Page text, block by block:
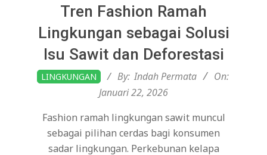
Tren Fashion Ramah
Lingkungan sebagai Solusi
Isu Sawit dan Deforestasi
2026-
01-
LINGKUNGAN By: Indah Permata
On:
Januari 22, 2026
Fashion ramah lingkungan sawit muncul
sebagai pilihan cerdas bagi konsumen
sadar lingkungan. Perkebunan kelapa